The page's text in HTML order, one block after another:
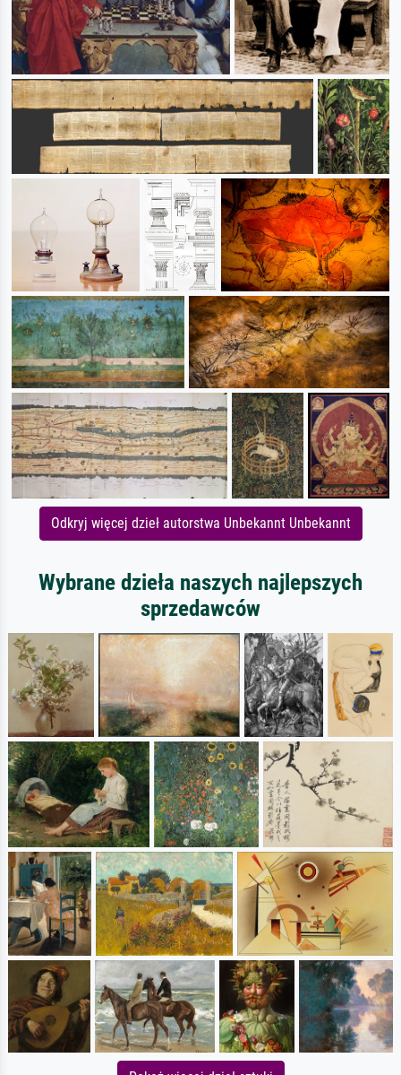
Odkryj więcej dzieł autorstwa Unbekannt Unbekannt
Wybrane dzieła naszych najlepszych
sprzedawców